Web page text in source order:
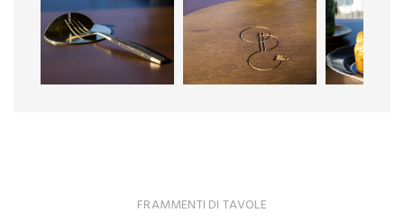
FRAMMENTI DI TAVOLE